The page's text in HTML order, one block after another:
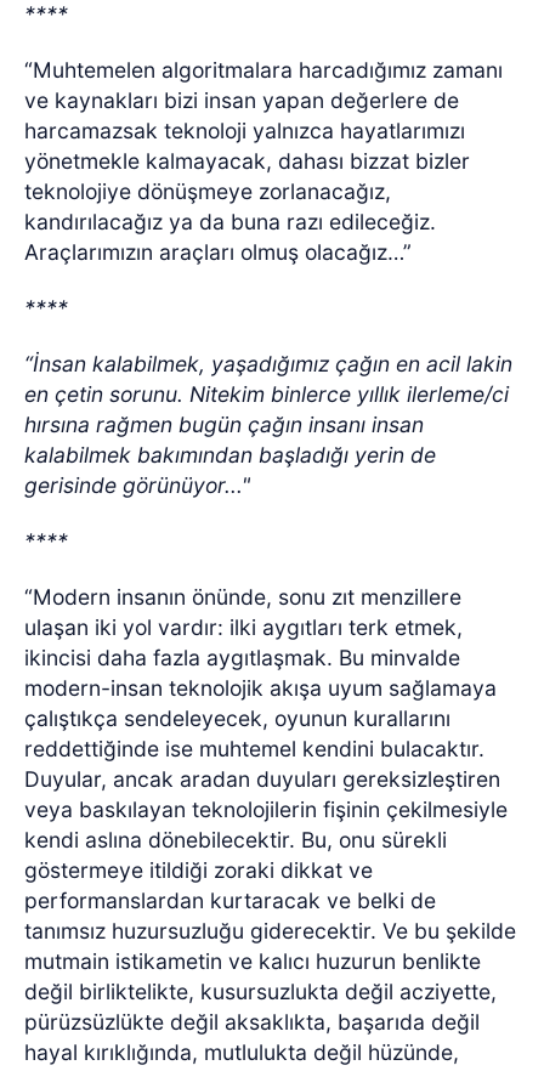
****
“Muhtemelen algoritmalara harcadığımız zamanı
ve kaynakları bizi insan yapan değerlere de
harcamazsak teknoloji yalnızca hayatlarımızı
yönetmekle kalmayacak, dahası bizzat bizler
teknolojiye dönüşmeye zorlanacağız,
kandırılacağız ya da buna razı edileceğiz.
Araçlarımızın araçları olmuş olacağız…”
****
“İnsan kalabilmek, yaşadığımız çağın en acil lakin
en çetin sorunu. Nitekim binlerce yıllık ilerleme/ci
hırsına rağmen bugün çağın insanı insan
kalabilmek bakımından başladığı yerin de
gerisinde görünüyor..."
****
“Modern insanın önünde, sonu zıt menzillere
ulaşan iki yol vardır: ilki aygıtları terk etmek,
ikincisi daha fazla aygıtlaşmak. Bu minvalde
modern-insan teknolojik akışa uyum sağlamaya
çalıştıkça sendeleyecek, oyunun kurallarını
reddettiğinde ise muhtemel kendini bulacaktır.
Duyular, ancak aradan duyuları gereksizleştiren
veya baskılayan teknolojilerin fişinin çekilmesiyle
kendi aslına dönebilecektir. Bu, onu sürekli
göstermeye itildiği zoraki dikkat ve
performanslardan kurtaracak ve belki de
tanımsız huzursuzluğu giderecektir. Ve bu şekilde
mutmain istikametin ve kalıcı huzurun benlikte
değil birliktelikte, kusursuzlukta değil acziyette,
pürüzsüzlükte değil aksaklıkta, başarıda değil
hayal kırıklığında, mutlulukta değil hüzünde,